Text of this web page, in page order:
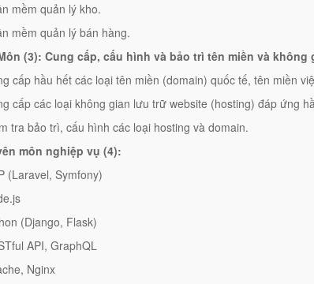
mềm quản lý kho.
mềm quản lý bán hàng.
(3): Cung cấp, cấu hình và bảo trì tên miền và
cấp hầu hết các loại tên miền (domain) quốc tế, tên miền
cấp các loại không gian lưu trữ website (hosting) đáp ứng
tra bảo trì, cấu hình các loại hosting và domain.
môn nghiệp vụ (4):
(Laravel, Symfony)
(Django, Flask)
API, GraphQL
Nginx